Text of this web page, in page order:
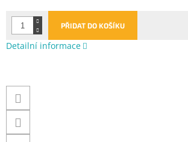
PŘIDAT DO KOŠÍKU
Detailní informace